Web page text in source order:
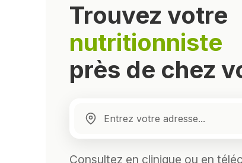
Trouvez votre
nutritionniste
près de chez
Consultez en clinique ou en